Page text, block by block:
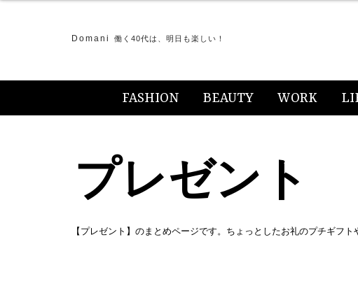
Domani 働く40代は、明日も楽しい！
FASHION BEAUTY WORK
プレゼント
【プレゼント】のまとめページです。ちょっとしたお礼のプチギフ